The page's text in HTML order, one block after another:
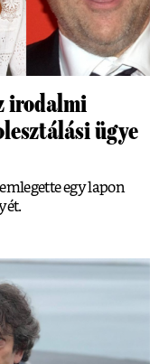
irodalmi
ügye
egy lapon